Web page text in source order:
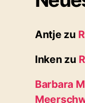
Antje zu
Inken zu
Barbara